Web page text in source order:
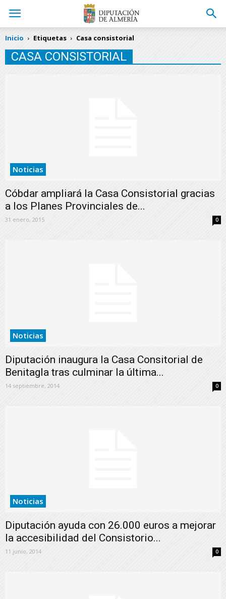
Inicio Etiquetas Casa consistorial
CASA CONSISTORIAL
Noticias
Cóbdar ampliará la Casa Consistorial gracias
a los Planes Provinciales de...
31 enero, 2015 0
Noticias
Diputación inaugura la Casa Consitorial de
Benitagla tras culminar la última...
14 septiembre, 2014 0
Noticias
Diputación ayuda con 26.000 euros a mejorar
la accesibilidad del Consistorio...
11 junio, 2014 0